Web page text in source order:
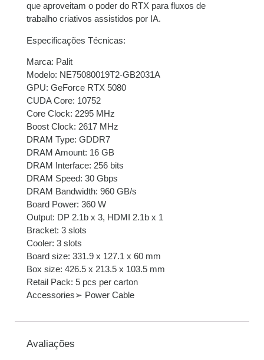
que aproveitam o poder do RTX para fluxos de
trabalho criativos assistidos por IA.
Especificações Técnicas:
Marca: Palit
Modelo: NE75080019T2-GB2031A
GPU: GeForce RTX 5080
CUDA Core: 10752
Core Clock: 2295 MHz
Boost Clock: 2617 MHz
DRAM Type: GDDR7
DRAM Amount: 16 GB
DRAM Interface: 256 bits
DRAM Speed: 30 Gbps
DRAM Bandwidth: 960 GB/s
Board Power: 360 W
Output: DP 2.1b x 3, HDMI 2.1b x 1
Bracket: 3 slots
Cooler: 3 slots
Board size: 331.9 x 127.1 x 60 mm
Box size: 426.5 x 213.5 x 103.5 mm
Retail Pack: 5 pcs per carton
Accessories➢ Power Cable
Avaliações